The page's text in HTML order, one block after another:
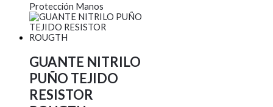
Protección Manos
GUANTE NITRILO
PUÑO TEJIDO
RESISTOR